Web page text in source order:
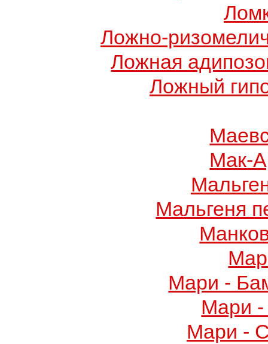
Ложно-
Ложная
Ложный
Мак-
Мальгеня
Мари -
Мари -
Мари -